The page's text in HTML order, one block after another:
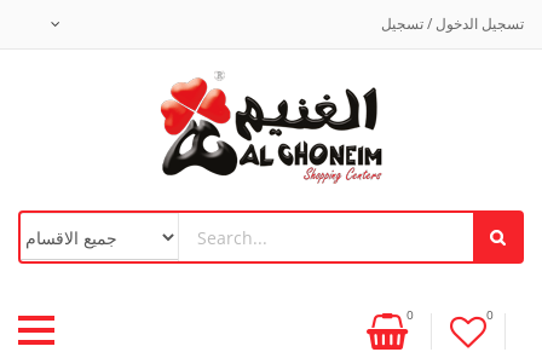
تسجيل الدخول / تسجيل
0 0